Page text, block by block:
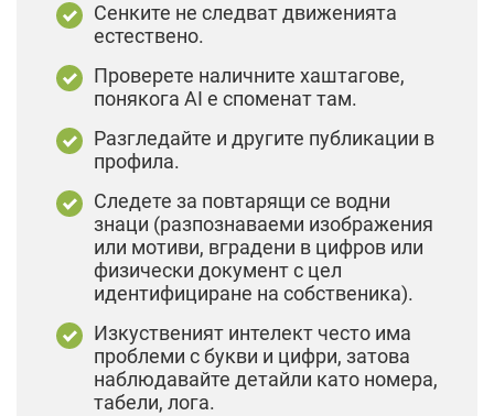
Сенките не следват движенията
естествено.
Проверете наличните хаштагове,
понякога AI е споменат там.
Разгледайте и другите публикации в
профила.
Следете за повтарящи се водни
знаци (разпознаваеми изображения
или мотиви, вградени в цифров или
физически документ с цел
идентифициране на собственика).
Изкуственият интелект често има
проблеми с букви и цифри, затова
наблюдавайте детайли като номера,
табели, лога.